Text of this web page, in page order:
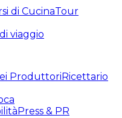
di CucinaTour
viaggio
ProduttoriRicettario
Press & PR